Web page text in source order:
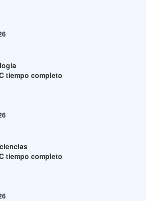
tiempo completo
tiempo completo